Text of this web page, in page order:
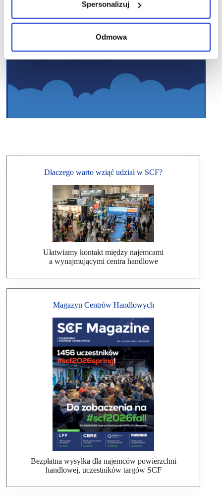
Spersonalizuj
Odmowa
Dlaczego warto wziąć udział w SCF?
Ułatwiamy kontakt między najemcami
a wynajmującymi centra handlowe
Magazyn Centrów Handlowych
Bezpłatna wysyłka dla najemców powierzchni
handlowej, uczestników targów SCF